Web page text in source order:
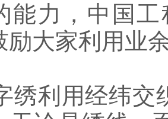
能力，中国
励大家利用业
利用经纬交